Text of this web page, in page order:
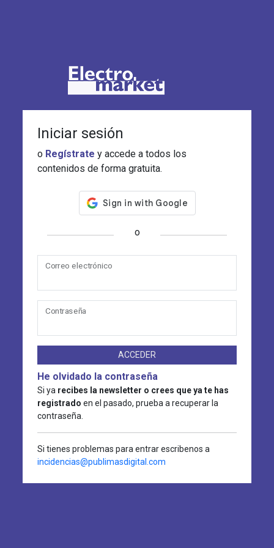
Iniciar sesión
o Regístrate y accede a todos los
contenidos de forma gratuita.
o
Correo electrónico
Contraseña
ACCEDER
He olvidado la contraseña
Si ya recibes la newsletter o crees que ya te has
registrado en el pasado, prueba a recuperar la
contraseña.
Si tienes problemas para entrar escribenos a
incidencias@publimasdigital.com